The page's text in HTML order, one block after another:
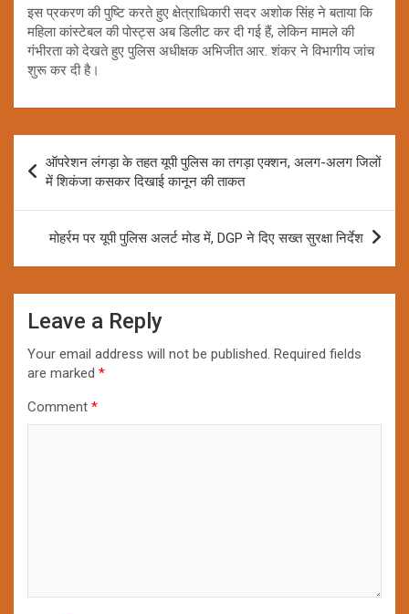
इस प्रकरण की पुष्टि करते हुए क्षेत्राधिकारी सदर अशोक सिंह ने बताया कि
महिला कांस्टेबल की पोस्ट्स अब डिलीट कर दी गई हैं, लेकिन मामले की
गंभीरता को देखते हुए पुलिस अधीक्षक अभिजीत आर. शंकर ने विभागीय जांच
शुरू कर दी है।
navigation
ऑपरेशन लंगड़ा के तहत यूपी पुलिस का तगड़ा एक्शन, अलग-अलग जिलों
में शिकंजा कसकर दिखाई कानून की ताकत
मोहर्रम पर यूपी पुलिस अलर्ट मोड में, DGP ने दिए सख्त सुरक्षा निर्देश
Leave a Reply
Your email address will not be published. Required fields
are marked *
Comment *